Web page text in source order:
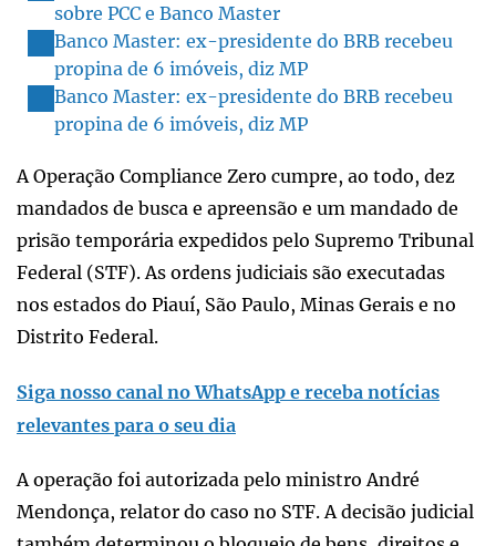
sobre PCC e Banco Master
Banco Master: ex-presidente do BRB recebeu
propina de 6 imóveis, diz MP
Banco Master: ex-presidente do BRB recebeu
propina de 6 imóveis, diz MP
A Operação Compliance Zero cumpre, ao todo, dez
mandados de busca e apreensão e um mandado de
prisão temporária expedidos pelo Supremo Tribunal
Federal (STF). As ordens judiciais são executadas
nos estados do Piauí, São Paulo, Minas Gerais e no
Distrito Federal.
Siga nosso canal no WhatsApp e receba notícias
relevantes para o seu dia
A operação foi autorizada pelo ministro André
Mendonça, relator do caso no STF. A decisão judicial